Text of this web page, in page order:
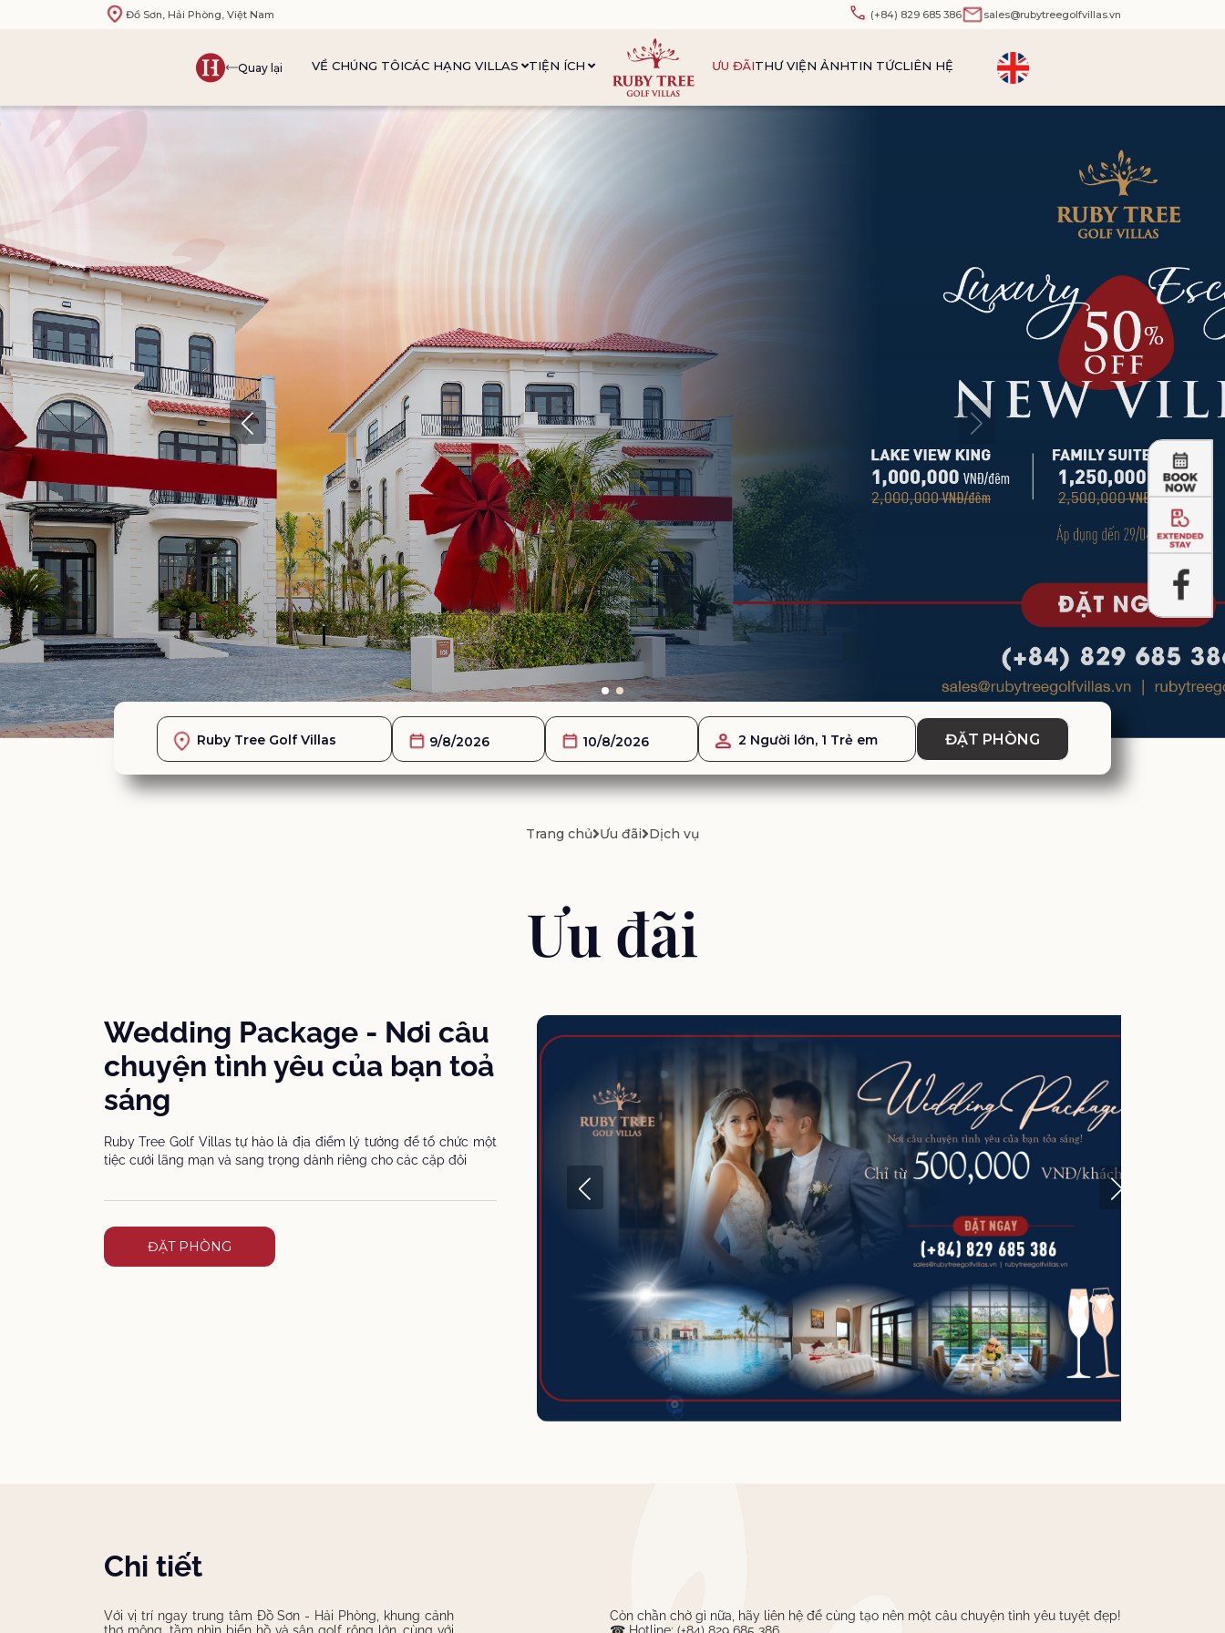
Đồ Sơn, Hải Phòng, Việt Nam (+84) 829 685 386 sales@rubytreegolfvillas.vn
Quay lại VỀ CHÚNG TÔICÁC HẠNG VILLAS TIỆN ÍCH ƯU ĐÃITHƯ VIỆN ẢNHTIN TỨCLIÊN HỆ
2 Người lớn, 1 Trẻ em ĐẶT PHÒNG
Trang chủ Ưu đãi Dịch vụ
Ưu đãi
Wedding Package - Nơi câu
chuyện tình yêu của bạn toả
sáng
Ruby Tree Golf Villas tự hào là địa điểm lý tưởng để tổ chức một
tiệc cưới lãng mạn và sang trọng dành riêng cho các cặp đôi
ĐẶT PHÒNG
Chi tiết
Với vị trí ngay trung tâm Đồ Sơn - Hải Phòng, khung cảnh
Còn chần chờ gì nữa, hãy liên hệ để cùng tạo nên một câu chuyện tình yêu tuyệt đẹp!